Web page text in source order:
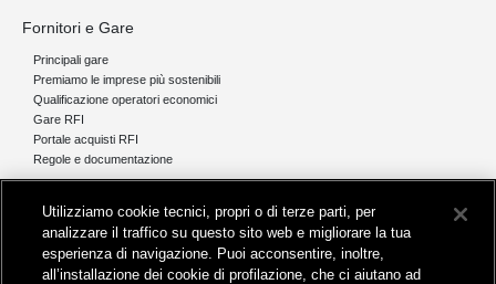
Fornitori e Gare
Principali gare
Premiamo le imprese più sostenibili
Qualificazione operatori economici
Gare RFI
Portale acquisti RFI
Regole e documentazione
Comunicati stampa e news
Novità on line
Infomobilità
Utilizziamo cookie tecnici, propri o di terze parti, per
analizzare il traffico su questo sito web e migliorare la tua
esperienza di navigazione. Puoi acconsentire, inoltre,
all’installazione dei cookie di profilazione, che ci aiutano ad